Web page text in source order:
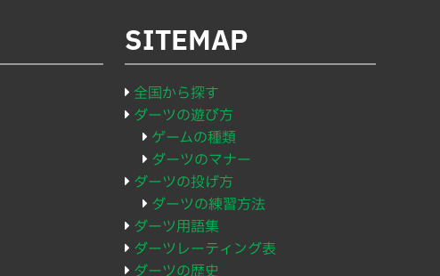
SITEMAP
全国から探す
ダーツの遊び方
ゲームの種類
ダーツのマナー
ダーツの投げ方
ダーツの練習方法
ダーツ用語集
ダーツレーティング表
ダーツの歴史